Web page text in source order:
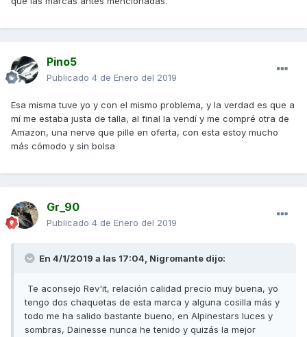
Pino5
Publicado 4 de Enero del 2019
Esa misma tuve yo y con el mismo problema, y la verdad es que a
mí me estaba justa de talla, al final la vendí y me compré otra de
Amazon, una nerve que pille en oferta, con esta estoy mucho
más cómodo y sin bolsa
Gr_90
Publicado 4 de Enero del 2019
En 4/1/2019 a las 17:04, Nigromante dijo:
Te aconsejo Rev'it, relación calidad precio muy buena, yo
tengo dos chaquetas de esta marca y alguna cosilla más y
todo me ha salido bastante bueno, en Alpinestars luces y
sombras, Dainesse nunca he tenido y quizás la mejor